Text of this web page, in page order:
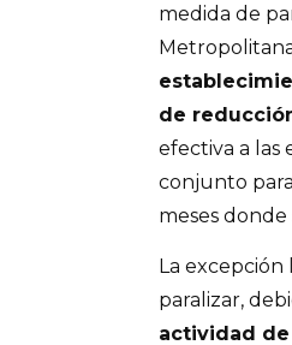
medida de
de
efectiva a las
conjunto
meses donde
La
paralizar,
actividad